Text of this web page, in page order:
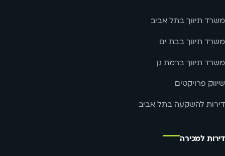
משרד תיווך בתל אביב
משרד תיווך בבת ים
משרד תיווך ברמת גן
שיווק פרויקטים
דירות להשקעה בתל אביב
דירות למכירה